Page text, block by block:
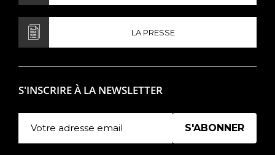
LA PRESSE
S'INSCRIRE À LA NEWSLETTER